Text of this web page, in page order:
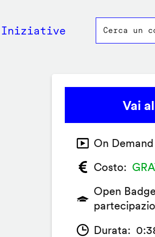
Iniziative
Vai
On Demand
Costo
Open
Durata